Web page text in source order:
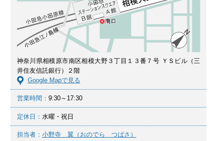
神奈川県相模原市南区相模大野３丁目１３番７号 ＹＳビル（三
井住友信託銀行）２階
Google Mapで見る
営業時間： 9:30～17:30
定休日： 水曜・祝日
担当者： 小野寺 翼（おのでら つばさ）